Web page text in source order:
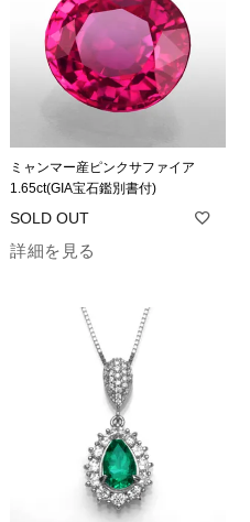
ミャンマー産ピンクサファイア
1.65ct(GIA宝石鑑別書付)
詳細を見る